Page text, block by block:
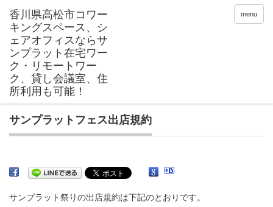
menu
サンプラットフェス出店規約
サンプラット祭りの出店規約は下記のとおりです。